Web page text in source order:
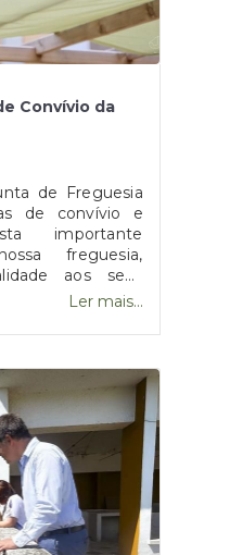
Convívio da
de Freguesia
de convívio e
importante
freguesia,
aos seus
agora terminado
das pérgulas
já se
a
canino desta
prevista
devido a
intempéries,
para outras
Ler mais...